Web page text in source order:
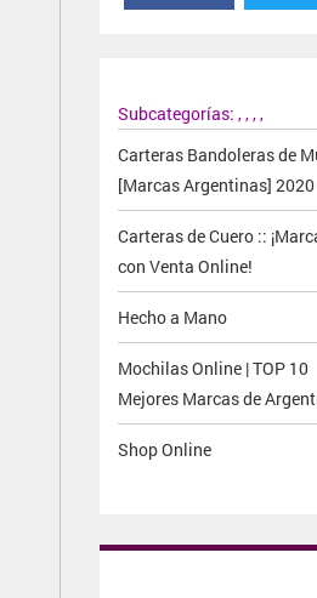
Subcategorías:
Carteras Bandoleras de
[Marcas Argentinas] 2020
,
Carteras de Cuero ::
con Venta Online!
,
Hecho a Mano
,
Mochilas Online | TOP 10
Mejores Marcas de
,
Shop Online